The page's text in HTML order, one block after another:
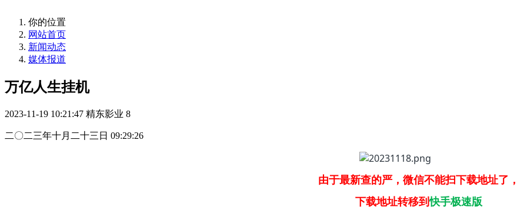
你的位置
网站首页
新闻动态
媒体报道
万亿人生挂机
2023-11-19 10:21:47 精东影业 8
二〇二三年十月二十三日 09:29:26
由于最新查的严，微信不能扫下载地址了，
下载地址转移到快手极速版